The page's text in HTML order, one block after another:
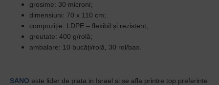
grosime: 30 microni;
dimensiuni: 70 x 110 cm;
compoziție: LDPE – flexibil și rezistent;
greutate: 400 g/rolă;
ambalare: 10 bucăți/rolă, 30 rol/bax.
SANO este lider de piata in Israel si se afla printre top preferinte